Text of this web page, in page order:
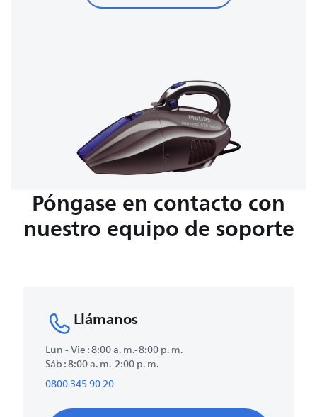
Póngase en contacto con
nuestro equipo de soporte
Llámanos
Lun - Vie : 8:00 a. m.-8:00 p. m.
Sáb : 8:00 a. m.-2:00 p. m.
0800 345 90 20